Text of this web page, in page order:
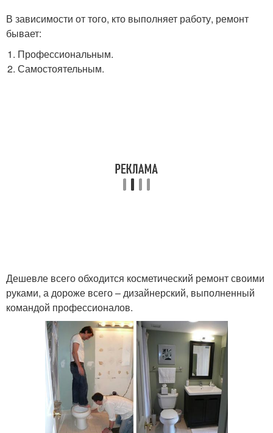
В зависимости от того, кто выполняет работу, ремонт
бывает:
Профессиональным.
Самостоятельным.
Дешевле всего обходится косметический ремонт своими
руками, а дороже всего – дизайнерский, выполненный
командой профессионалов.